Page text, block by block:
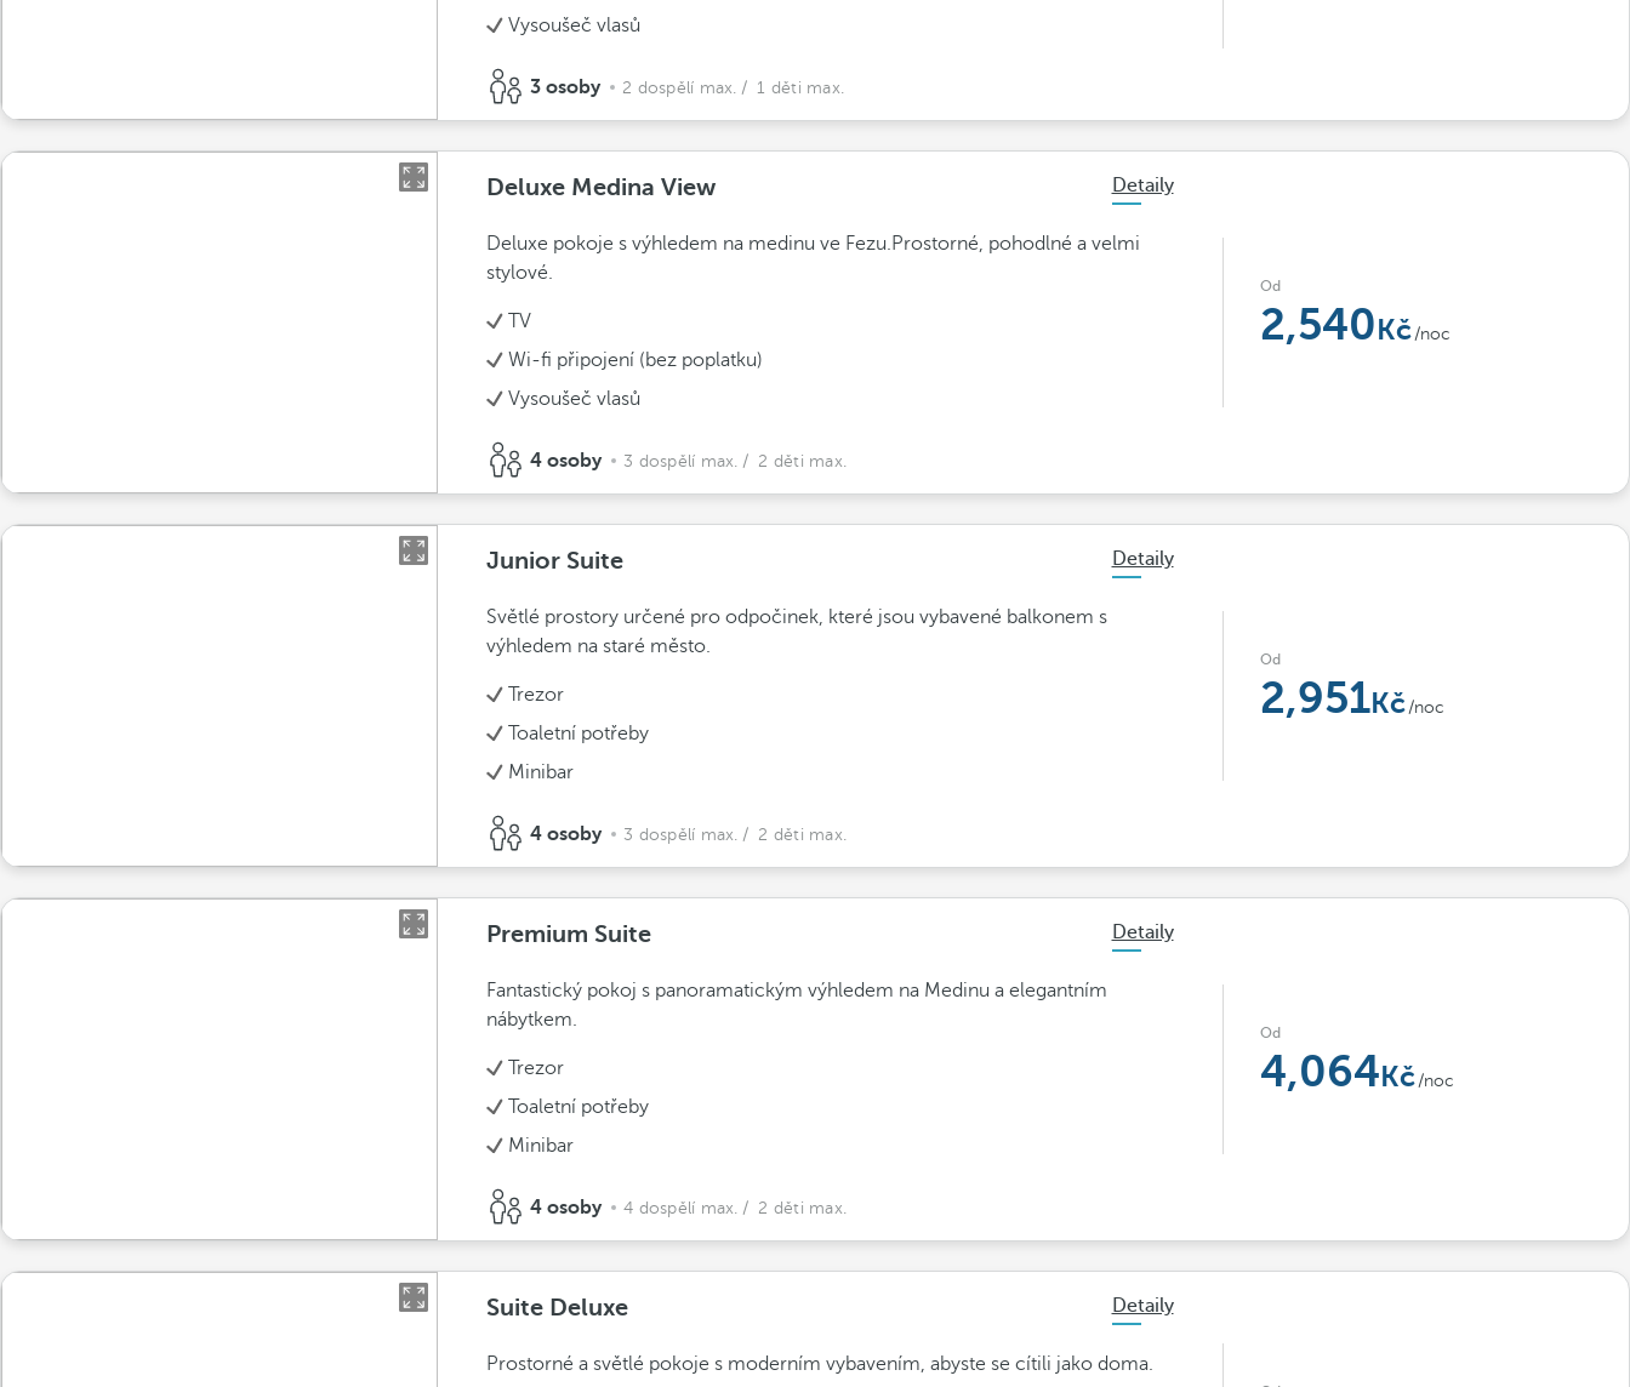
Vysoušeč vlasů
3 osoby 2 dospělí max. / 1 děti max.
Deluxe Medina View Detaily
Deluxe pokoje s výhledem na medinu ve Fezu.Prostorné, pohodlné a velmi
stylové.
TV
Wi-fi připojení (bez poplatku)
Vysoušeč vlasů
4 osoby 3 dospělí max. / 2 děti max.
Od
2,540 /noc
Junior Suite Detaily
Světlé prostory určené pro odpočinek, které jsou vybavené balkonem s
výhledem na staré město.
Trezor
Toaletní potřeby
Minibar
4 osoby 3 dospělí max. / 2 děti max.
Od
2,951 /noc
Premium Suite Detaily
Fantastický pokoj s panoramatickým výhledem na Medinu a elegantním
nábytkem.
Trezor
Toaletní potřeby
Minibar
4 osoby 4 dospělí max. / 2 děti max.
Od
4,064 /noc
Suite Deluxe Detaily
Prostorné a světlé pokoje s moderním vybavením, abyste se cítili jako doma.